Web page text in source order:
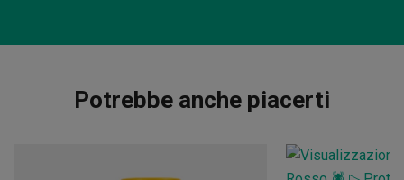
Potrebbe anche piacerti